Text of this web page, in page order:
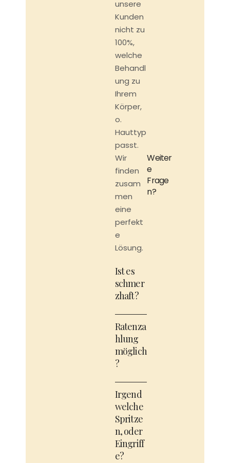
unsere
Kunden
nicht zu
100%,
welche
Behandl
ung zu
Ihrem
Körper,
o.
Hauttyp
passt.
Wir
finden
zusam
men
eine
perfekt
e
Lösung.
Ist es
schmer
zhaft?
Ratenza
hlung
möglich
?
Irgend
welche
Spritze
n, oder
Eingriff
e?
Weiter
e
Frage
n?